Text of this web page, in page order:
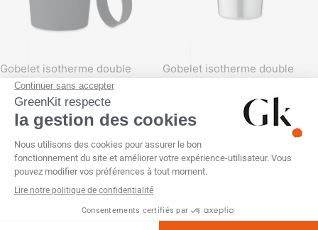
Gobelet isotherme double
paroi 350ml inox recyclé
SKU : GK21715
Gobelet isotherme double
SKU :